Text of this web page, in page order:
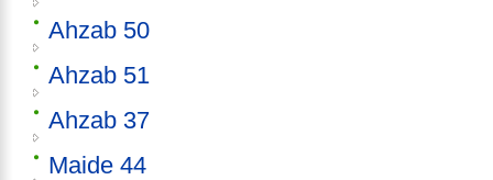
Ahzab 50
Ahzab 51
Ahzab 37
Maide 44